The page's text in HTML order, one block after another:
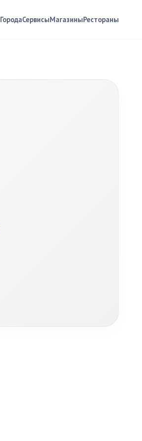
ГородаСервисыМагазиныРестораны